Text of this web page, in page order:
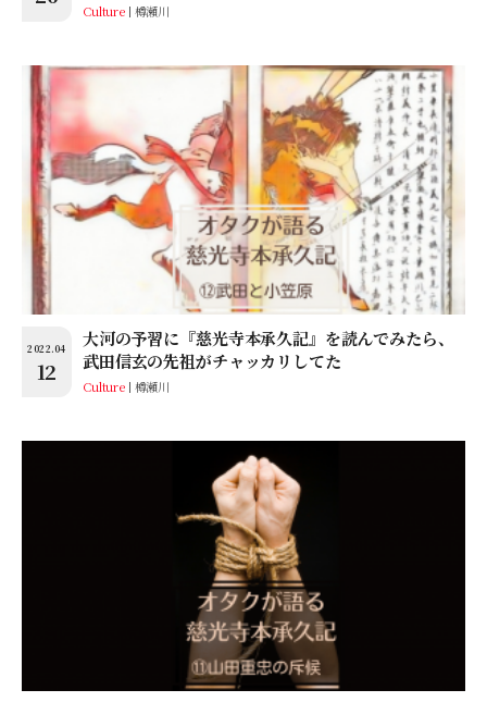
Culture 樽瀬川
2022.04
12
大河の予習に『慈光寺本承久記』を読んでみたら、
武田信玄の先祖がチャッカリしてた
Culture 樽瀬川